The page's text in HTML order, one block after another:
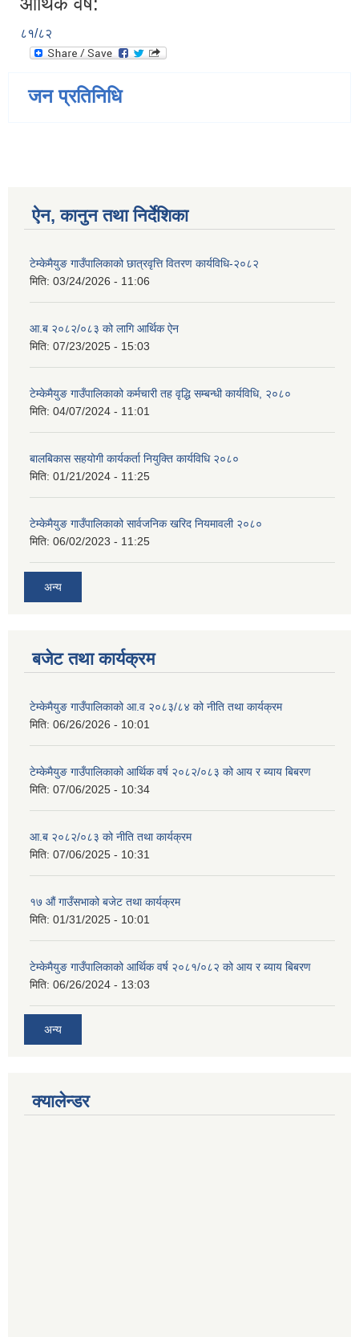
८१/८२
जन प्रतिनिधि
ऐन, कानुन तथा निर्देशिका
टेम्केमैयुङ गाउँपालिकाको छात्रवृत्ति वितरण कार्यविधि-२०८२
मिति: 03/24/2026 - 11:06
आ.ब २०८२/०८३ को लागि आर्थिक ऐन
मिति: 07/23/2025 - 15:03
टेम्केमैयुङ गाउँपालिकाको कर्मचारी तह वृद्धि सम्बन्धी कार्यविधि, २०८०
मिति: 04/07/2024 - 11:01
बालबिकास सहयोगी कार्यकर्ता नियुक्ति कार्यविधि २०८०
मिति: 01/21/2024 - 11:25
टेम्केमैयुङ गाउँपालिकाको सार्वजनिक खरिद नियमावली २०८०
मिति: 06/02/2023 - 11:25
अन्य
बजेट तथा कार्यक्रम
टेम्केमैयुङ गाउँपालिकाको आ.व २०८३/८४ को नीति तथा कार्यक्रम
मिति: 06/26/2026 - 10:01
टेम्केमैयुङ गाउँपालिकाको आर्थिक वर्ष २०८२/०८३ को आय र ब्याय बिबरण
मिति: 07/06/2025 - 10:34
आ.ब २०८२/०८३ को नीति तथा कार्यक्रम
मिति: 07/06/2025 - 10:31
१७ औं गाउँसभाको बजेट तथा कार्यक्रम
मिति: 01/31/2025 - 10:01
टेम्केमैयुङ गाउँपालिकाको आर्थिक वर्ष २०८१/०८२ को आय र ब्याय बिबरण
मिति: 06/26/2024 - 13:03
अन्य
क्यालेन्डर